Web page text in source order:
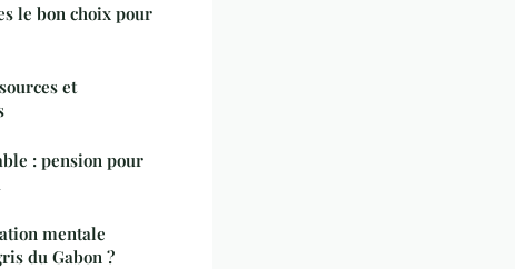
le bon choix pour
et
: pension pour
mentale
du Gabon ?